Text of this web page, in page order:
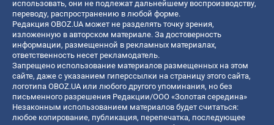
использовать, они не подлежат дальнейшему воспроизводству,
переводу, распространению в любой форме.
Редакция OBOZ.UA может не разделять точку зрения,
изложенную в авторском материале. За достоверность
информации, размещенной в рекламных материалах,
ответственность несет рекламодатель.
Запрещено использование материалов размещенных на этом
сайте, даже с указанием гиперссылки на страницу этого сайта,
логотипа OBOZ.UA или любого другого упоминания, но без
письменного разрешения Редакции/ООО «Золотая середина»
Незаконным использованием материалов будет считаться:
любое копирование, публикация, перепечатка, последующее